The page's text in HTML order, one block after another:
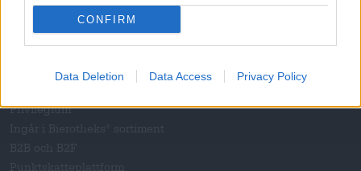
CONFIRM
Data Deletion Data Access Privacy Policy
Frakt / Internationell
Vanliga frågor och svar
Privilegium